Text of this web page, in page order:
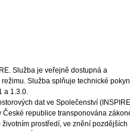
Služba je veřejně dostupná a
Služba splňuje technické
a 1.3.0.
dat ve Společenství
republice transponována
prostředí, ve znění pozdějších